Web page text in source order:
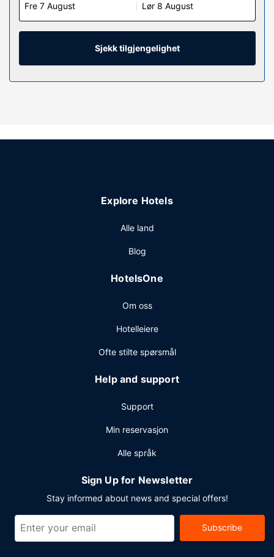
med wi-fi (inkludert) på rommet, og underholdningen er
sikret med parabol-TV. Rommene har privat bad med dusj,
toalettartikler (inkludert) og bideer. Rommet har telefon,
samt safe og skrivebord.
Fasiliteter på eiendommen
Dra nytte av blant annet et treningssenter eller nyt utsikten
renseri-/vaskeritjenester og en døgnåpen resepsjon.
Fre 7 August Lør 8 August
Sjekk tilgjengelighet
Explore Hotels
Alle land
Blog
HotelsOne
Om oss
Hotelleiere
Ofte stilte spørsmål
Help and support
Support
Min reservasjon
Alle språk
Sign Up for Newsletter
Stay informed about news and special offers!
Subscribe